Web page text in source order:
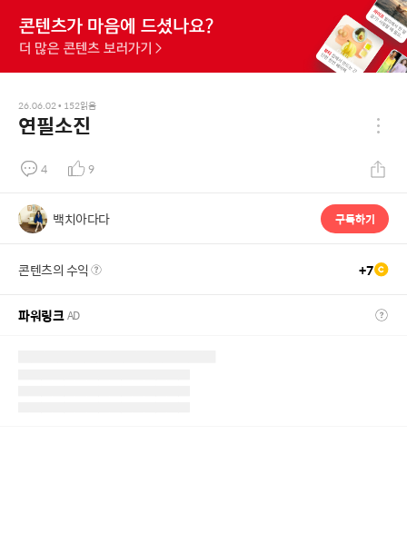
26.06.02• 152읽음
연필소진
4 9
백치아다다 구독하기
콘텐츠의 수익 +7
파워링크AD